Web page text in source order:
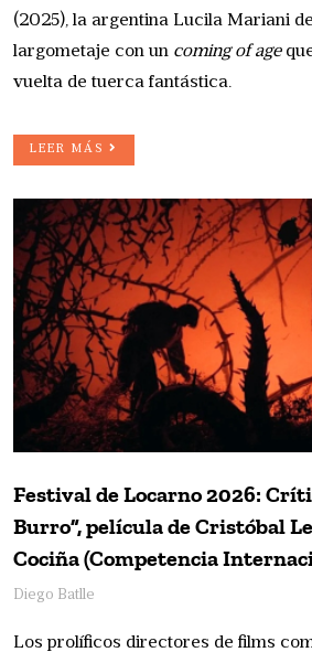
(2025), la argentina Lucila Mariani
largometaje con un coming of age
vuelta de tuerca fantástica.
LEER MÁS
Festival de Locarno 2026:
Burro”, película de Cristóbal
Cociña (Competencia
Diego Batlle
Los prolíficos directores de films